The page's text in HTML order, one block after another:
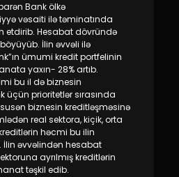
və təkliflər
F.A.Q
Bank ölkə
vəsaiti ilə təminatında
etdirib. Hesabat dövründə
İlin əvvəli ilə
ümumi kredit portfelinin
yaxın- 28% artıb.
bu il də biznesin
üçün prioritetlər sırasında
biznesin kreditləşməsinə
real sektora, kiçik, orta
həcmi bu ilin
İlin əvvəlindən hesabat
ayrılmış kreditlərin
təşkil edib.